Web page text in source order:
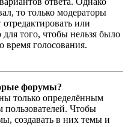
то только модераторы
или
того, чтобы нельзя было
время голосования.
форумы?
только определённым
пользователей. Чтобы
создавать в них темы и